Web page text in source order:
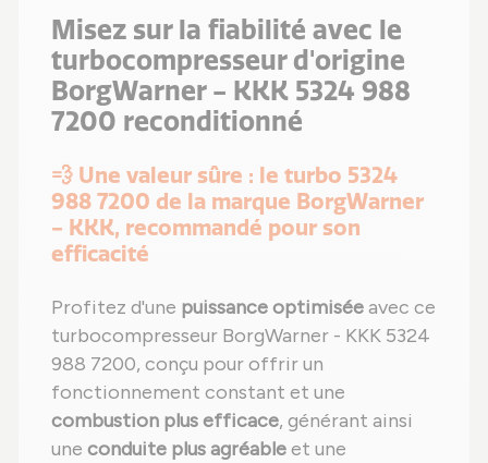
Misez sur la fiabilité avec le
turbocompresseur d'origine
BorgWarner - KKK 5324 988
7200 reconditionné
💨 Une valeur sûre : le turbo 5324
988 7200 de la marque BorgWarner
- KKK, recommandé pour son
efficacité
Profitez d'une puissance optimiséeavec ce
turbocompresseur BorgWarner - KKK 5324
988 7200, conçu pour offrir un
fonctionnement constant et une
combustion plus efficace, générant ainsi
une conduite plus agréableet une